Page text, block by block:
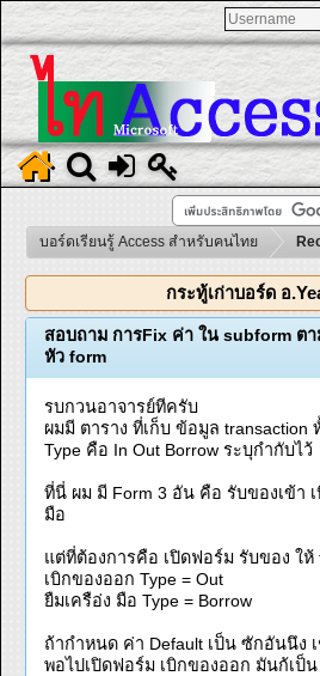
บอร์ดเรียนรู้ Access สำหรับคนไทย
กระทู้เก่าบอร์ด อ
สอบถาม การFix ค่า ใน subform ตา
หัว form
รบกวนอาจารย์ทีครับ
ผมมี ตาราง ที่เก็บ ข้อมูล transaction
Type คือ In Out Borrow ระบุกำกับไว้
ที่นี่ ผม มี Form 3 อัน คือ รับของเข้า
มือ
แต่ที่ต้องการคือ เปิดฟอร์ม รับของ ให้
เบิกของออก Type = Out
ยืมเครือ่ง มือ Type = Borrow
ถ้ากำหนด ค่า Default เป็น ซักอันนึง
พอไปเปิดฟอร์ม เบิกของออก มันก้เป็